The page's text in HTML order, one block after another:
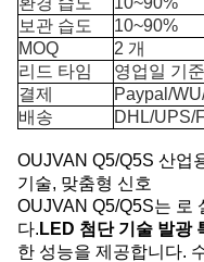
보관 습도
10~90%
MOQ
2 개
리드 타임
영업일 기
결제
Paypal/
배송
DHL/UPS/
OUJVAN Q5/Q5S 산업
기술, 맞춤형 신호
OUJVAN Q5/Q5S는 로
다.LED 첨단 기술 발광
한 성능을 제공합니다.